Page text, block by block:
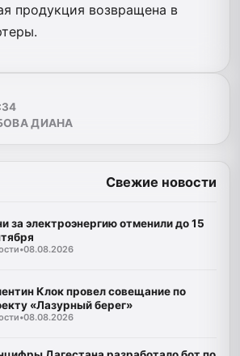
продукция возвращена в
ДИАНА
Свежие новости
за электроэнергию отменили до 15
•08.08.2026
Клок провел совещание по
«Лазурный берег»
•08.08.2026